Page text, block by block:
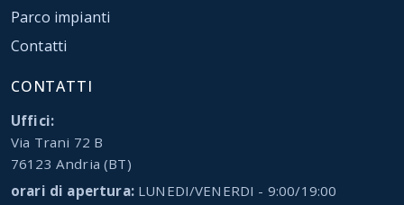
Parco impianti
Contatti
CONTATTI
Uffici:
Via Trani 72 B
76123 Andria (BT)
orari di apertura:LUNEDI/VENERDI - 9:00/19:00